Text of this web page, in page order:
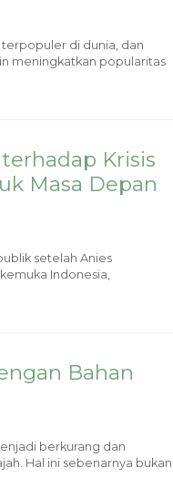
terpopuler di dunia, dan
meningkatkan popularitas
Krisis
Masa Depan
setelah Anies
Indonesia,
Bahan
berkurang dan
Hal ini sebenarnya bukan